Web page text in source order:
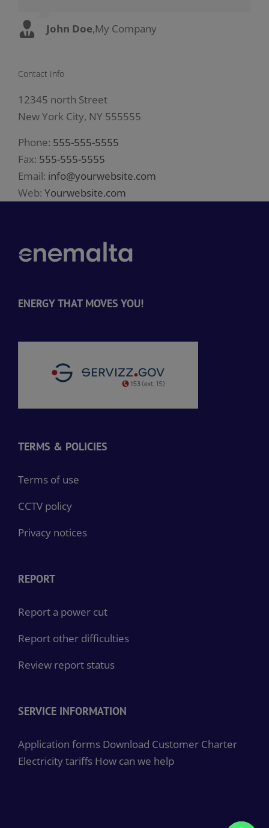
John Doe,My Company
Luke Beck,Theme Fusion
Contact Info
12345 north Street
New York City, NY 555555
Phone: 555-555-5555
Fax: 555-555-5555
Email: info@yourwebsite.com
Web: Yourwebsite.com
ENERGY THAT MOVES YOU!
TERMS & POLICIES
Terms of use
CCTV policy
Privacy notices
REPORT
Report a power cut
Report other difficulties
Review report status
SERVICE INFORMATION
Application forms Download Customer Charter
Electricity tariffs How can we help